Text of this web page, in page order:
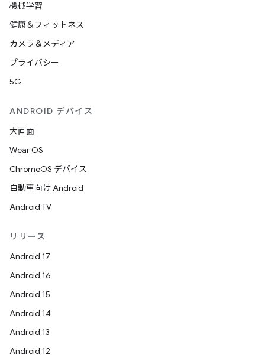
機械学習
健康＆フィットネス
カメラ＆メディア
プライバシー
5G
ANDROID デバイス
大画面
Wear OS
ChromeOS デバイス
自動車向け Android
Android TV
リリース
Android 17
Android 16
Android 15
Android 14
Android 13
Android 12